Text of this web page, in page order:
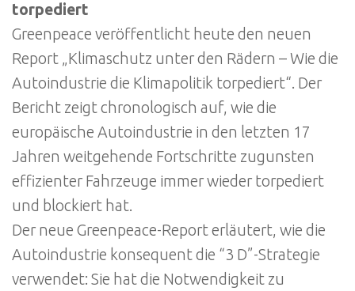
torpediert
Greenpeace veröffentlicht heute den neuen
Report „Klimaschutz unter den Rädern – Wie die
Autoindustrie die Klimapolitik torpediert“. Der
Bericht zeigt chronologisch auf, wie die
europäische Autoindustrie in den letzten 17
Jahren weitgehende Fortschritte zugunsten
effizienter Fahrzeuge immer wieder torpediert
und blockiert hat.
Der neue Greenpeace-Report erläutert, wie die
Autoindustrie konsequent die “3 D”-Strategie
verwendet: Sie hat die Notwendigkeit zu